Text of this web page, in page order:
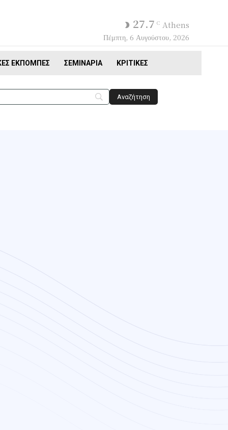
27.7 C Athens
Πέμπτη, 6 Αυγούστου, 2026
ΕΚΠΟΜΠΈΣ ΣΕΜΙΝΆΡΙΑ ΚΡΙΤΙΚΈΣ